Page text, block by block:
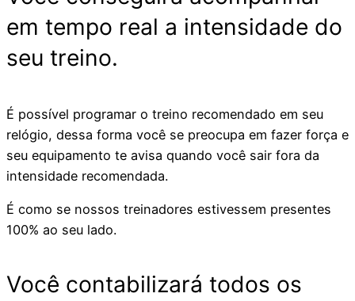
em tempo real a intensidade do
seu treino.
É possível programar o treino recomendado em seu
relógio, dessa forma você se preocupa em fazer força e
seu equipamento te avisa quando você sair fora da
intensidade recomendada.
É como se nossos treinadores estivessem presentes
100% ao seu lado.
Você contabilizará todos os